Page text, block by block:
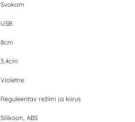
Svakom
USB
8cm
3,4cm
Violetne
Reguleeritav režiim ja kiirus
Silikoon, ABS